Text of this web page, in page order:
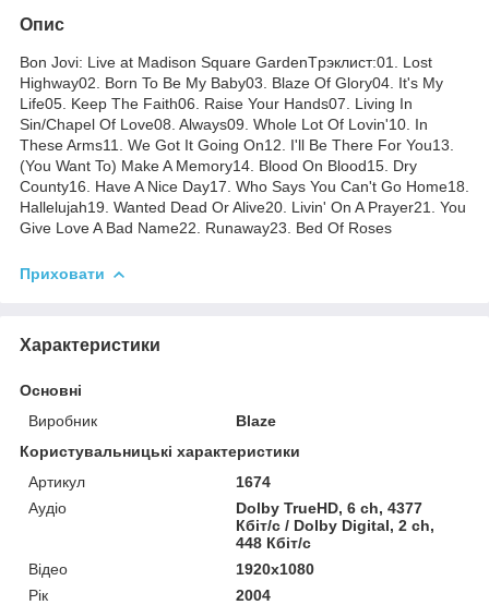
Опис
Bon Jovi: Live at Madison Square GardenTрэклист:01. Lost
Highway02. Born To Be My Baby03. Blaze Of Glory04. It's My
Life05. Keep The Faith06. Raise Your Hands07. Living In
Sin/Chapel Of Love08. Always09. Whole Lot Of Lovin'10. In
These Arms11. We Got It Going On12. I'll Be There For You13.
(You Want To) Make A Memory14. Blood On Blood15. Dry
County16. Have A Nice Day17. Who Says You Can't Go Home18.
Hallelujah19. Wanted Dead Or Alive20. Livin' On A Prayer21. You
Give Love A Bad Name22. Runaway23. Bed Of Roses
Приховати
Характеристики
Основні
Виробник
Blaze
Користувальницькі характеристики
Артикул
1674
Аудіо
Dolby TrueHD, 6 ch, 4377
Кбіт/с / Dolby Digital, 2 ch,
448 Кбіт/с
Відео
1920x1080
Рік
2004